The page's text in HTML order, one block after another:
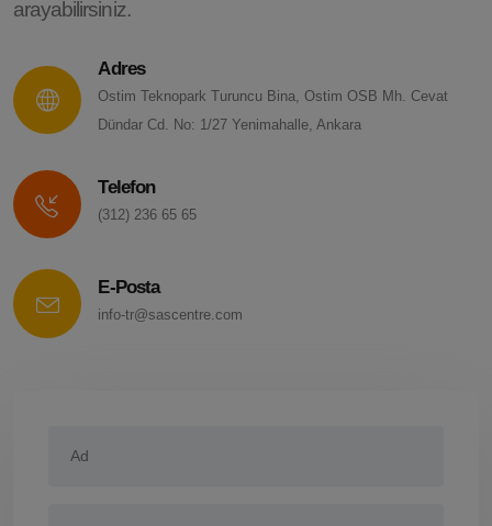
arayabilirsiniz.
Adres
Ostim Teknopark Turuncu Bina, Ostim OSB Mh. Cevat
Dündar Cd. No: 1/27 Yenimahalle, Ankara
Telefon
(312) 236 65 65
E-Posta
info-tr@sascentre.com